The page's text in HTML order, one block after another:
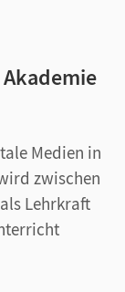
Medien in
zwischen
Lehrkraft